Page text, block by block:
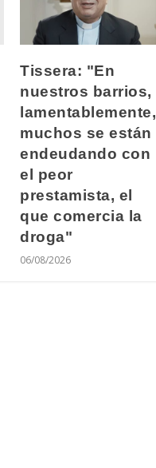
Tissera: "En
nuestros barrios,
lamentablemente,
muchos se están
endeudando con
el peor
prestamista, el
que comercia la
droga"
06/08/2026